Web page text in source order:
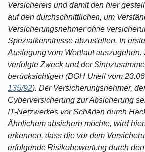
Versicherers und damit den hier
auf den durchschnittlichen, um
Versicherungsnehmer ohne
Spezialkenntnisse abzustellen. In
Auslegung vom Wortlaut auszugehen.
verfolgte Zweck und der
berücksichtigen (BGH Urteil vom
135/92). Der Versicherungsnehmer,
Cyberversicherung zur Absicherung
IT-Netzwerkes vor Schäden durch
Ähnlichem absichern möchte, wird
erkennen, dass die vor dem
erfolgende Risikobewertung durch